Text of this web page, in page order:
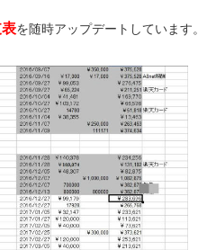
を随時アップデートしています。